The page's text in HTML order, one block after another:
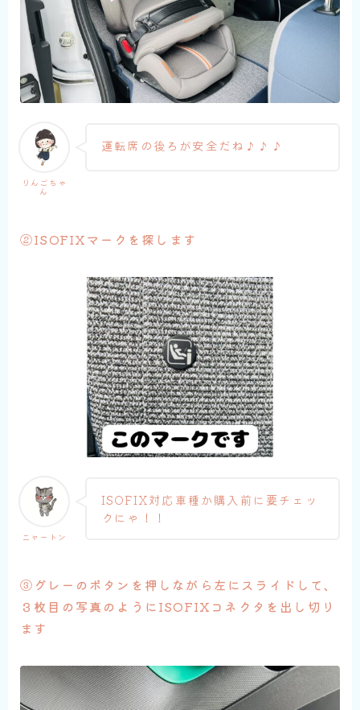
りんごちゃ
ん
運転席の後ろが安全だね♪♪♪
②ISOFIXマークを探します
ニャートン
ISOFIX対応車種か購入前に要チェッ
クにゃ！！
③グレーのボタンを押しながら左にスライドして、
３枚目の写真のようにISOFIXコネクタを出し切り
ます